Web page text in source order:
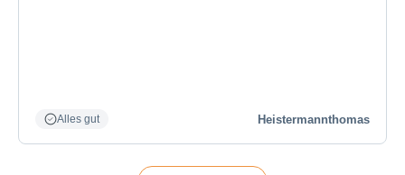
Alles gut Heistermannthomas